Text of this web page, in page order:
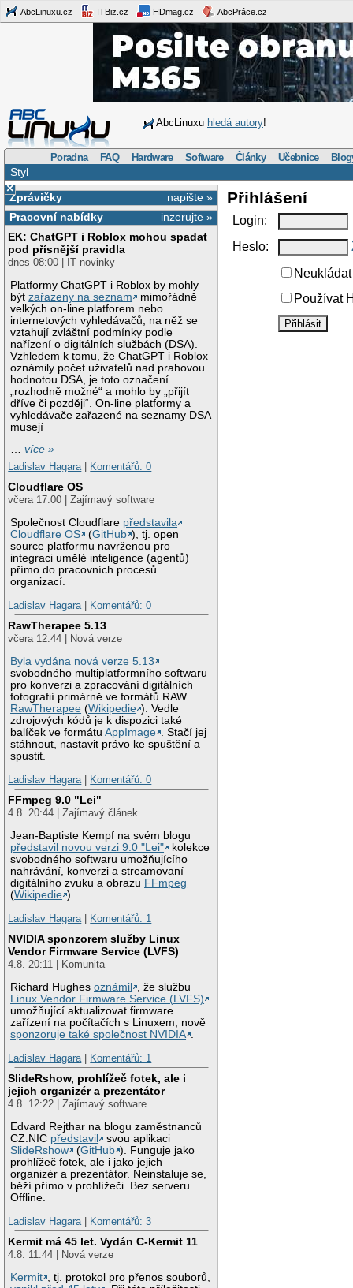
AbcLinuxu.cz ITBiz.cz HDmag.cz AbcPráce.cz
AbcLinuxu hledá autory!
Poradna FAQ Hardware Software Články Učebnice
Styl
×
napište »
Zprávičky
inzerujte »
Pracovní nabídky
EK: ChatGPT i Roblox mohou spadat
pod přísnější pravidla
dnes 08:00 | IT novinky
Platformy ChatGPT i Roblox by mohly
býtzařazeny na seznam
mimořádně
velkých on-line platforem nebo
internetových vyhledávačů, na něž se
vztahují zvláštní podmínky podle
nařízení o digitálních službách (DSA).
Vzhledem k tomu, že ChatGPT i Roblox
oznámily počet uživatelů nad prahovou
hodnotou DSA, je toto označení
„rozhodně možné“ a mohlo by „přijít
dříve či později“. On-line platformy a
vyhledávače zařazené na seznamy DSA
musejí
…více »
Ladislav Hagara
Komentářů: 0
Cloudflare OS
včera 17:00 | Zajímavý software
Společnost Cloudflare představila
Cloudflare OS
(GitHub ), tj. open
source platformu navrženou pro
integraci umělé inteligence (agentů)
přímo do pracovních procesů
organizací.
Ladislav Hagara
Komentářů: 0
RawTherapee 5.13
včera 12:44 | Nová verze
Byla vydána nová verze 5.13
svobodného multiplatformního softwaru
pro konverzi a zpracování digitálních
fotografií primárně ve formátů RAW
RawTherapee (Wikipedie ). Vedle
zdrojových kódů je k dispozici také
balíček ve formátuAppImage . Stačí jej
stáhnout, nastavit právo ke spuštění a
spustit.
Ladislav Hagara
Komentářů: 0
FFmpeg 9.0 "Lei"
4.8. 20:44 | Zajímavý článek
Jean-Baptiste Kempf na svém blogu
představil novou verzi 9.0 "Lei"
kolekce
svobodného softwaru umožňujícího
nahrávání, konverzi a streamovaní
digitálního zvuku a obrazu FFmpeg
(Wikipedie ).
Ladislav Hagara
Komentářů: 1
NVIDIA sponzorem služby Linux
Vendor Firmware Service (LVFS)
4.8. 20:11 | Komunita
Richard Hughesoznámil
, že službu
Linux Vendor Firmware Service (LVFS)
umožňující aktualizovat firmware
zařízení na počítačích s Linuxem, nově
sponzoruje také společnost NVIDIA .
Ladislav Hagara | Komentářů: 1
SlideRshow, prohlížeč fotek, ale i
jejich organizér a prezentátor
4.8. 12:22 | Zajímavý software
Edvard Rejthar na blogu zaměstnanců
CZ.NIC představil
svou aplikaci
SlideRshow
(GitHub ). Funguje jako
prohlížeč fotek, ale i jako jejich
organizér a prezentátor. Neinstaluje se,
běží přímo v prohlížeči. Bez serveru.
Offline.
Ladislav Hagara | Komentářů: 3
Kermit má 45 let. Vydán C-Kermit 11
4.8. 11:44 | Nová verze
Kermit , tj. protokol pro přenos souborů,
Přihlášení
Login:
Heslo:
Používat